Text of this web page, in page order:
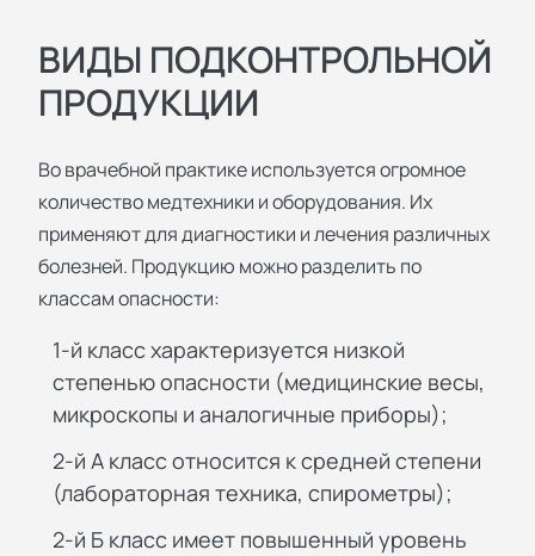
ВИДЫ ПОДКОНТРОЛЬНОЙ
ПРОДУКЦИИ
Во врачебной практике используется огромное
количество медтехники и оборудования. Их
применяют для диагностики и лечения различных
болезней. Продукцию можно разделить по
классам опасности:
1-й класс характеризуется низкой
степенью опасности (медицинские весы,
микроскопы и аналогичные приборы);
2-й А класс относится к средней степени
(лабораторная техника, спирометры);
2-й Б класс имеет повышенный уровень